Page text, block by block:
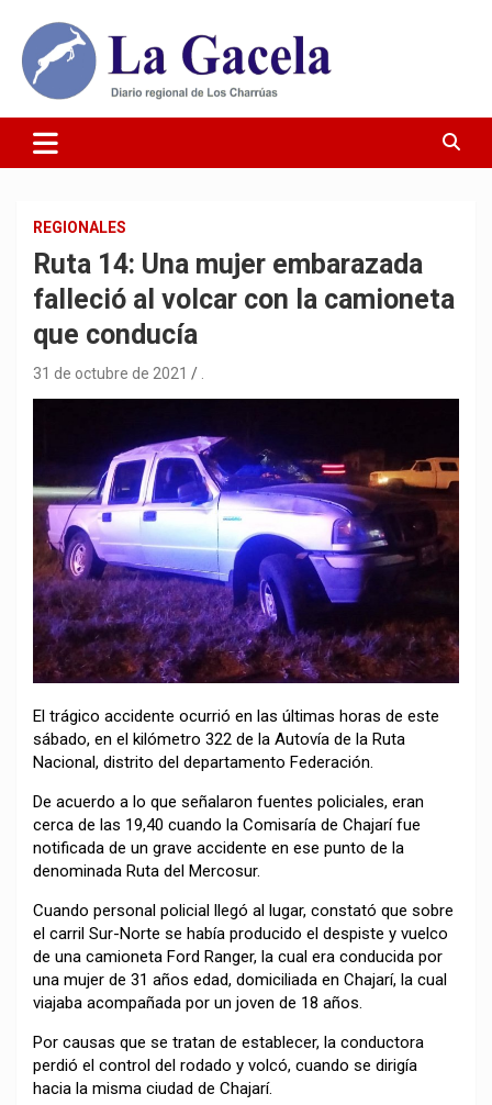
contenido
Diario La Gacela
REGIONALES
Ruta 14: Una mujer embarazada
falleció al volcar con la camioneta
que conducía
31 de octubre de 2021
El trágico accidente ocurrió en las últimas horas de este
sábado, en el kilómetro 322 de la Autovía de la Ruta
Nacional, distrito del departamento Federación.
De acuerdo a lo que señalaron fuentes policiales, eran
cerca de las 19,40 cuando la Comisaría de Chajarí fue
notificada de un grave accidente en ese punto de la
denominada Ruta del Mercosur.
Cuando personal policial llegó al lugar, constató que sobre
el carril Sur-Norte se había producido el despiste y vuelco
de una camioneta Ford Ranger, la cual era conducida por
una mujer de 31 años edad, domiciliada en Chajarí, la cual
viajaba acompañada por un joven de 18 años.
Por causas que se tratan de establecer, la conductora
perdió el control del rodado y volcó, cuando se dirigía
hacia la misma ciudad de Chajarí.